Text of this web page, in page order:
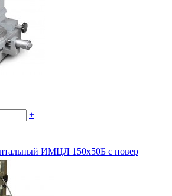
+
ИМЦЛ 150х50Б с повер